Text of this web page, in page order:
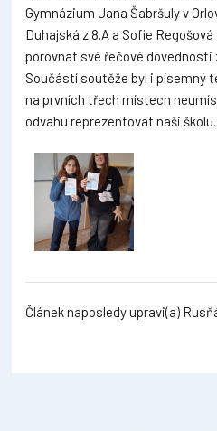
Gymnázium Jana Šabršuly v
Duhajská z 8.A a Sofie
porovnat své řečové dovednosti
Součástí soutěže byl i písemný
na prvních třech místech
odvahu reprezentovat naši školu.
Článek naposledy upravi(a)